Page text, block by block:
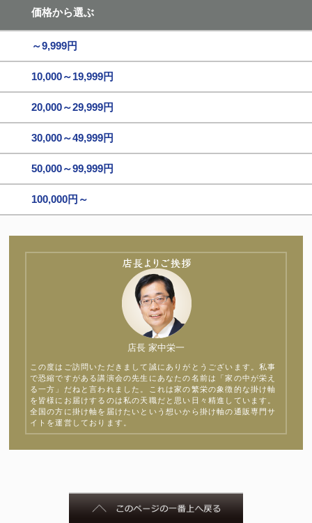
価格から選ぶ
～9,999円
10,000～19,999円
20,000～29,999円
30,000～49,999円
50,000～99,999円
100,000円～
店長 家中栄一
この度はご訪問いただきまして誠にありがとうございます。私事
で恐縮ですがある講演会の先生にあなたの名前は「家の中が栄え
る一方」だねと言われました。これは家の繁栄の象徴的な掛け軸
を皆様にお届けするのは私の天職だと思い日々精進しています。
全国の方に掛け軸を届けたいという想いから掛け軸の通販専門サ
イトを運営しております。